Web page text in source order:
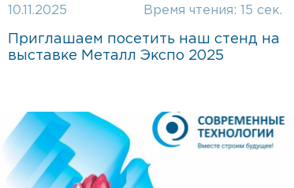
10.11.2025 Время чтения: 15 сек.
Приглашаем посетить наш стенд на
выставке Металл Экспо 2025